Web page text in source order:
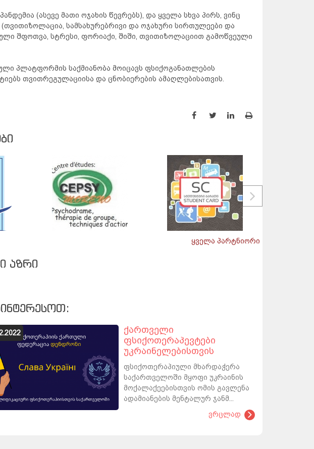
(ასევე მათი ოჯახის წევრებს), და ყველა სხვა პირს, ვინც
სამსახურებრივი და ოჯახური სირთულეები და
შფოთვა, სტრესი, ფორიაქი, შიში, თვითიზოლაციით გამოწვეული
პლატფორმის საქმიანობა მოიცავს ფსიქოგანათლების
თვითრეგულაციისა და ცნობიერების ამაღლებისათვის.
ყველა პარტნიორი
ᲐᲖᲠᲘ
ქართველი
ფსიქოთერაპევტები
უკრაინელებისთვის
ფსიქოთერაპიული მხარდაჭერა
საქართველოში მყოფი უკრაინის
მოქალაქეებისთვის ომის გავლენა
ადამიანების მენტალურ ჯანმ...
ვრცლად